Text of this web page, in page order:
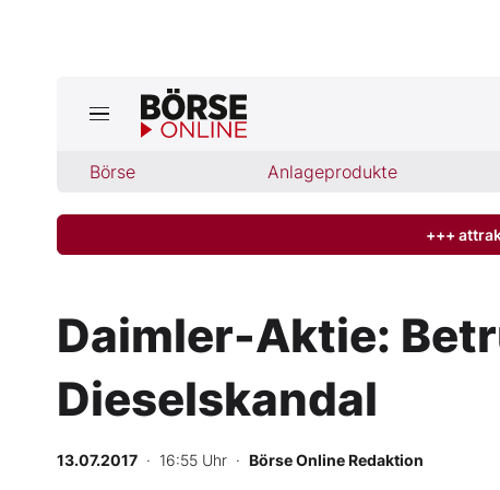
Börse Anlageprodukte
Jetzt aktuelle Ausgabe BÖRSE ONLINE lesen
Finanz-Check
Abo & Shop
BO-Musterdepots
+++
Daimler-Aktie:
Dieselskandal
13.07.2017 · 16:55 Uhr · Börse Online Redaktion